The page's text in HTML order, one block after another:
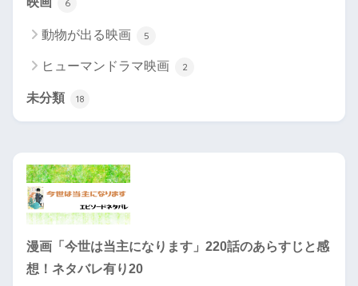
6
動物が出る映画 5
ヒューマンドラマ映画 2
未分類 18
漫画「今世は当主になります」220話のあらすじと感
想！ネタバレ有り20